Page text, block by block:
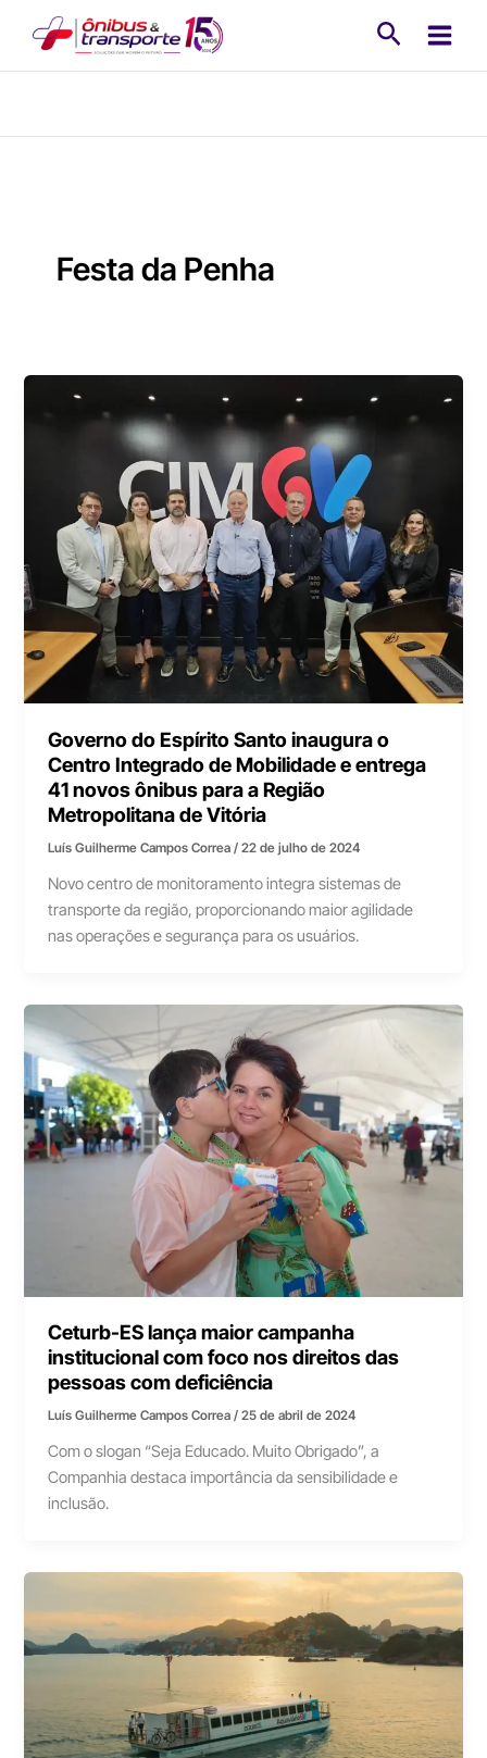
Festa da Penha
Governo do Espírito Santo inaugura o
Centro Integrado de Mobilidade e entrega
41 novos ônibus para a Região
Metropolitana de Vitória
Luís Guilherme Campos Correa/22 de julho de 2024
Novo centro de monitoramento integra sistemas de
transporte da região, proporcionando maior agilidade
nas operações e segurança para os usuários.
Ceturb-ES lança maior campanha
institucional com foco nos direitos das
pessoas com deficiência
Luís Guilherme Campos Correa/25 de abril de 2024
Com o slogan “Seja Educado. Muito Obrigado”, a
Companhia destaca importância da sensibilidade e
inclusão.